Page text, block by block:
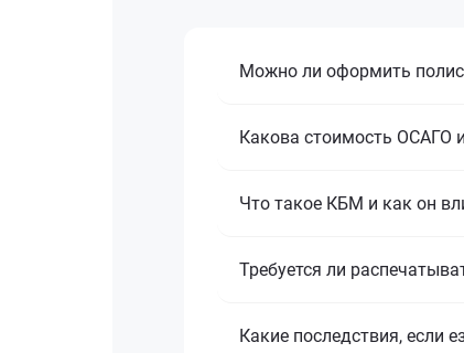
Можно ли оформить полис
Какова стоимость ОСАГО
Что такое КБМ и как он
Требуется ли
Какие последствия, если